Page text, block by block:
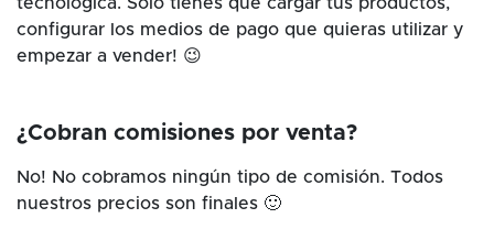
tecnológica. Solo tienes que cargar tus productos,
configurar los medios de pago que quieras utilizar y
empezar a vender! 😉
¿Cobran comisiones por venta?
No! No cobramos ningún tipo de comisión. Todos
nuestros precios son finales 🙂